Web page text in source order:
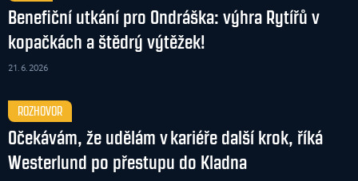
Benefiční utkání pro Ondráška: výhra Rytířů v
kopačkách a štědrý výtěžek!
21. 6. 2026
ROZHOVOR
Očekávám, že udělám v kariéře další krok, říká
Westerlund po přestupu do Kladna